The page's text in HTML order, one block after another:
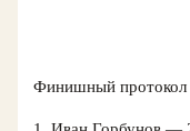
Финишный протокол